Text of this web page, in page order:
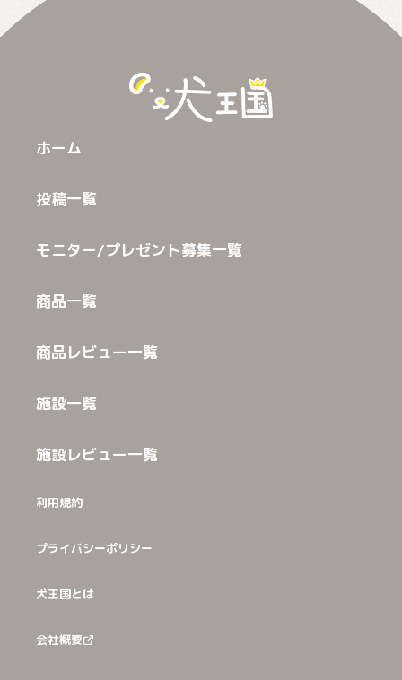
ホーム
投稿一覧
モニター/プレゼント募集一覧
商品一覧
商品レビュー一覧
施設一覧
施設レビュー一覧
利用規約
プライバシーポリシー
犬王国とは
会社概要